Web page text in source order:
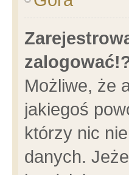
Możliwe, że
jakiegoś
którzy nic
danych.